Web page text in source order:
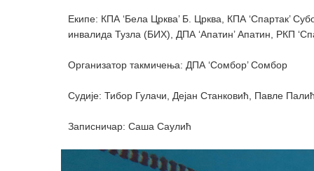
Екипе: КПА ‘Бела Црква’ Б. Црква, КПА ‘Спартак’
инвалида Тузла (БИХ), ДПА ‘Апатин’ Апатин, РКП
Организатор такмичења: ДПА ‘Сомбор’ Сомбор
Судије: Тибор Гулачи, Дејан Станковић, Павле
Записничар: Саша Саулић